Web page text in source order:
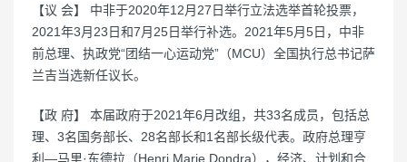
【议 会】 中非于2020年12月27日举行立法选举首轮投票，
2021年3月23日和7月25日举行补选。2021年5月5日，中非
前总理、执政党“团结一心运动党”（MCU）全国执行总书记萨
兰吉当选新任议长。
【政 府】 本届政府于2021年6月改组，共33名成员，包括总
理、3名国务部长、28名部长和1名部长级代表。政府总理亨
利—马里·东德拉（Henri Marie Dondra），经济、计划和合